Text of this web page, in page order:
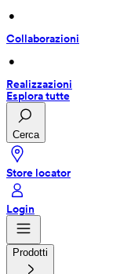
•
Collaborazioni
•
Realizzazioni
Esplora tutte
Cerca
Store locator
Login
Prodotti